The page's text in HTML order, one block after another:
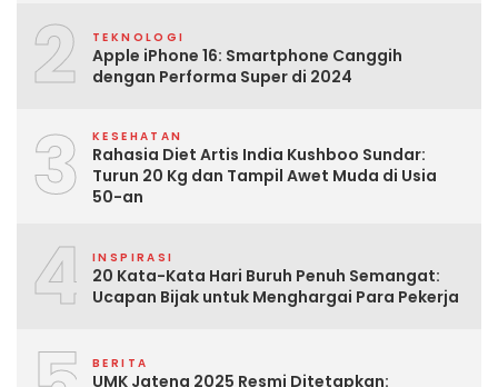
2 TEKNOLOGI
Apple iPhone 16: Smartphone Canggih
dengan Performa Super di 2024
3 KESEHATAN
Rahasia Diet Artis India Kushboo Sundar:
Turun 20 Kg dan Tampil Awet Muda di Usia
50-an
4 INSPIRASI
20 Kata-Kata Hari Buruh Penuh Semangat:
Ucapan Bijak untuk Menghargai Para Pekerja
BERITA
UMK Jateng 2025 Resmi Ditetapkan: